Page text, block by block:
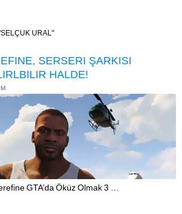
URAL"
SERSERI ŞARKISI
HALDE!
GTA’da Öküz Olmak 3 …